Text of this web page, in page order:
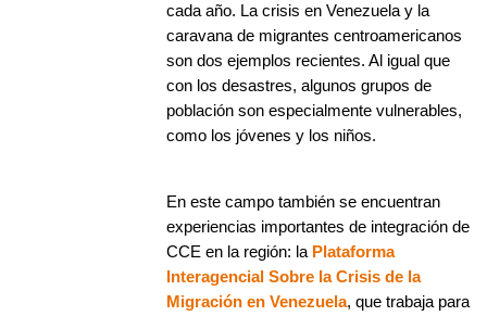
cada año. La crisis en Venezuela y la
caravana de migrantes centroamericanos
son dos ejemplos recientes. Al igual que
con los desastres, algunos grupos de
población son especialmente vulnerables,
como los jóvenes y los niños.
En este campo también se encuentran
experiencias importantes de integración de
CCE en la región: la Plataforma
Interagencial Sobre la Crisis de la
Migración en Venezuela, que trabaja para